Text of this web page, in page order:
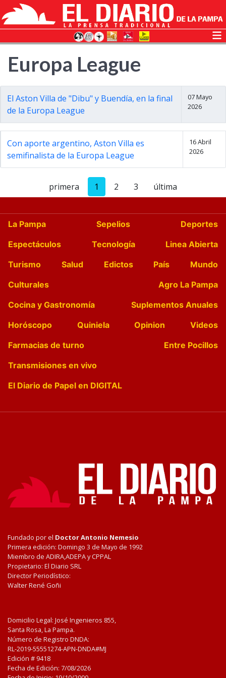
Europa League
El Aston Villa de "Dibu" y Buendía, en la final
de la Europa League
07 Mayo
2026
Con aporte argentino, Aston Villa es
semifinalista de la Europa League
16 Abril
2026
primera 1 2 3 última
La Pampa Sepelios
Deportes
Espectáculos
Tecnología
Linea Abierta
Turismo
Salud Edictos País
Mundo
Culturales
Agro La Pampa
Cocina y Gastronomía
Suplementos Anuales
Horóscopo
Quiniela Opinion
Videos
Farmacias de turno
Entre Pocillos
Transmisiones en vivo
El Diario de Papel en DIGITAL
Fundado por el Doctor Antonio Nemesio
Primera edición: Domingo 3 de Mayo de 1992
Miembro de ADIRA,ADEPA y CPPAL
Propietario: El Diario SRL
Director Periodístico:
Walter René Goñi
Domicilio Legal: José Ingenieros 855,
Santa Rosa, La Pampa.
Número de Registro DNDA:
RL-2019-55551274-APN-DNDA#MJ
Edición # 9418
Fecha de Edición: 7/08/2026